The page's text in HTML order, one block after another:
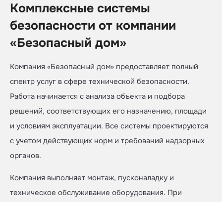
Комплексные системы
безопасности от компании
«Безопасный дом»
Компания «Безопасный дом» предоставляет полный
спектр услуг в сфере технической безопасности.
Работа начинается с анализа объекта и подбора
решений, соответствующих его назначению, площади
и условиям эксплуатации. Все системы проектируются
с учетом действующих норм и требований надзорных
органов.
Компания выполняет монтаж, пусконаладку и
техническое обслуживание оборудования. При